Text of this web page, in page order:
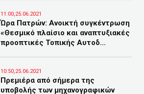
11:00,25.06.2021
Ώρα Πατρών: Ανοικτή συγκέντρωση
«Θεσμικό πλαίσιο και αναπτυξιακές
προοπτικές Τοπικής Αυτοδ...
10:50,25.06.2021
Πρεμιέρα από σήμερα της
υποβολής των μηχανογραφικών